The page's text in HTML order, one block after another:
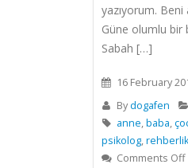
yazıyorum. Beni
Güne olumlu bir
Sabah […]
16 February
Bydogafen
anne,baba,
psikolog,rehberlik
Comments Off